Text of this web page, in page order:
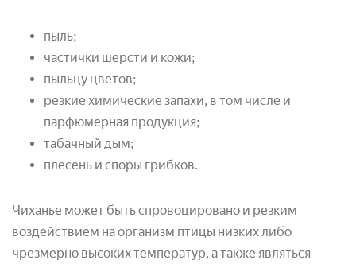
пыль;
частички шерсти и кожи;
пыльцу цветов;
резкие химические запахи, в том числе и
парфюмерная продукция;
табачный дым;
плесень и споры грибков.
Чиханье может быть спровоцировано и резким
воздействием на организм птицы низких либо
чрезмерно высоких температур, а также являться